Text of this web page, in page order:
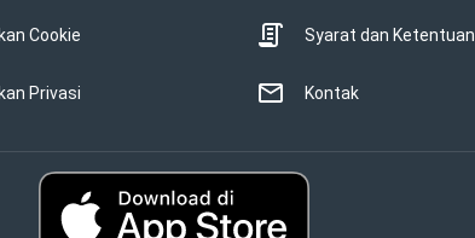
Cookie
Privasi
Syarat dan Ketentuan
Kontak